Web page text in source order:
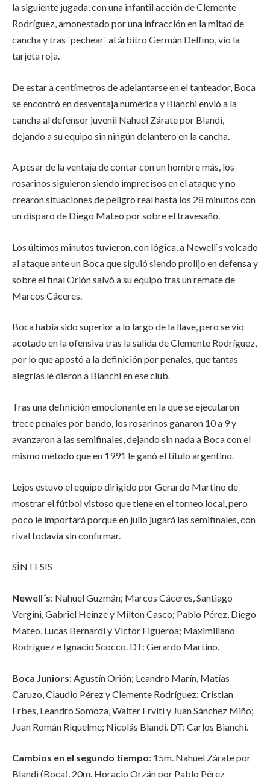
la siguiente jugada, con una infantil acción de Clemente
Rodríguez, amonestado por una infracción en la mitad de
cancha y tras `pechear` al árbitro Germán Delfino, vio la
tarjeta roja.
De estar a centímetros de adelantarse en el tanteador, Boca
se encontró en desventaja numérica y Bianchi envió a la
cancha al defensor juvenil Nahuel Zárate por Blandi,
dejando a su equipo sin ningún delantero en la cancha.
A pesar de la ventaja de contar con un hombre más, los
rosarinos siguieron siendo imprecisos en el ataque y no
crearon situaciones de peligro real hasta los 28 minutos con
un disparo de Diego Mateo por sobre el travesaño.
Los últimos minutos tuvieron, con lógica, a Newell`s volcado
al ataque ante un Boca que siguió siendo prolijo en defensa y
sobre el final Orión salvó a su equipo tras un remate de
Marcos Cáceres.
Boca había sido superior a lo largo de la llave, pero se vio
acotado en la ofensiva tras la salida de Clemente Rodríguez,
por lo que apostó a la definición por penales, que tantas
alegrías le dieron a Bianchi en ese club.
Tras una definición emocionante en la que se ejecutaron
trece penales por bando, los rosarinos ganaron 10 a 9 y
avanzaron a las semifinales, dejando sin nada a Boca con el
mismo método que en 1991 le ganó el título argentino.
Lejos estuvo el equipo dirigido por Gerardo Martino de
mostrar el fútbol vistoso que tiene en el torneo local, pero
poco le importará porque en julio jugará las semifinales, con
rival todavía sin confirmar.
SÍNTESIS
Newell´s: Nahuel Guzmán; Marcos Cáceres, Santiago
Vergini, Gabriel Heinze y Milton Casco; Pablo Pérez, Diego
Mateo, Lucas Bernardi y Víctor Figueroa; Maximiliano
Rodríguez e Ignacio Scocco. DT: Gerardo Martino.
Boca Juniors: Agustín Orión; Leandro Marín, Matías
Caruzo, Claudio Pérez y Clemente Rodríguez; Cristian
Erbes, Leandro Somoza, Walter Erviti y Juan Sánchez Miño;
Juan Román Riquelme; Nicolás Blandi. DT: Carlos Bianchi.
Cambios en el segundo tiempo: 15m. Nahuel Zárate por
Blandi (Boca), 20m. Horacio Orzán por Pablo Pérez